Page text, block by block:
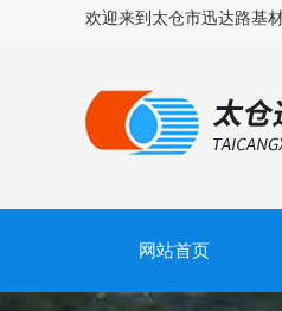
欢迎来到太仓市迅达路基
网站首页